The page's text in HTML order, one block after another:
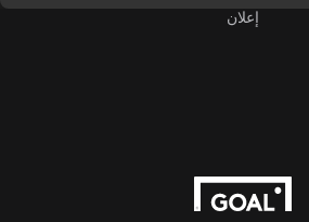
إعلان